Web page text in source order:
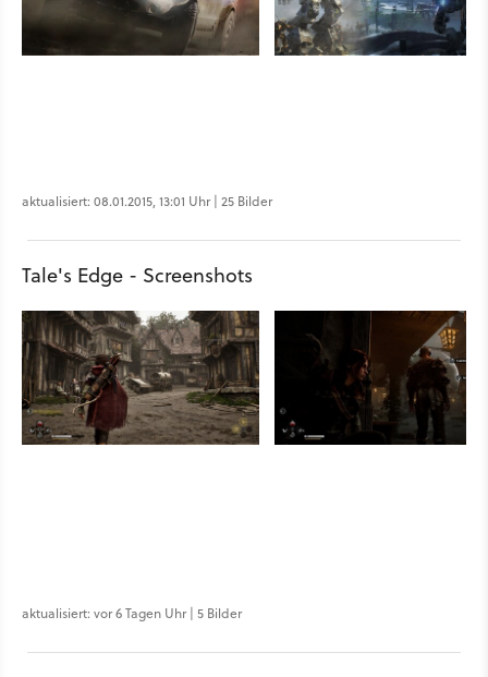
aktualisiert: 08.01.2015, 13:01 Uhr | 25 Bilder
Tale's Edge - Screenshots
aktualisiert: vor 6 Tagen Uhr | 5 Bilder